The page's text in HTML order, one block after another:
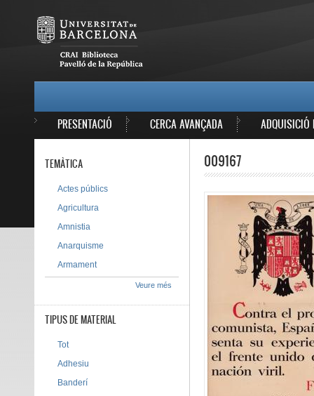
PRESENTACIÓ CERCA AVANÇADA ADQUISICIÓ
009167
TEMÀTICA
Actes públics
Agricultura
Amnistia
Anarquisme
Armament
Veure més
TIPUS DE MATERIAL
Tot
Adhesiu
Banderí